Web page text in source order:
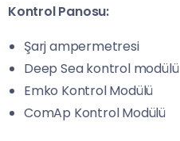
Kontrol Panosu:
Şarj ampermetresi
Deep Sea kontrol modülü
Emko Kontrol Modülü
ComAp Kontrol Modülü